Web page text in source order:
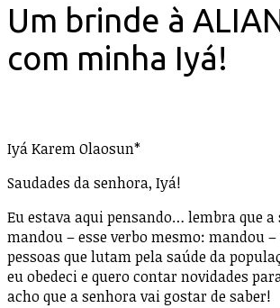
Um brinde à
com minha Iyá!
Iyá Karem Olaosun*
Saudades da senhora, Iyá!
Eu estava aqui pensando… lembra que a
mandou – esse verbo mesmo: mandou
pessoas que lutam pela saúde da
eu obedeci e quero contar novidades
acho que a senhora vai gostar de saber!